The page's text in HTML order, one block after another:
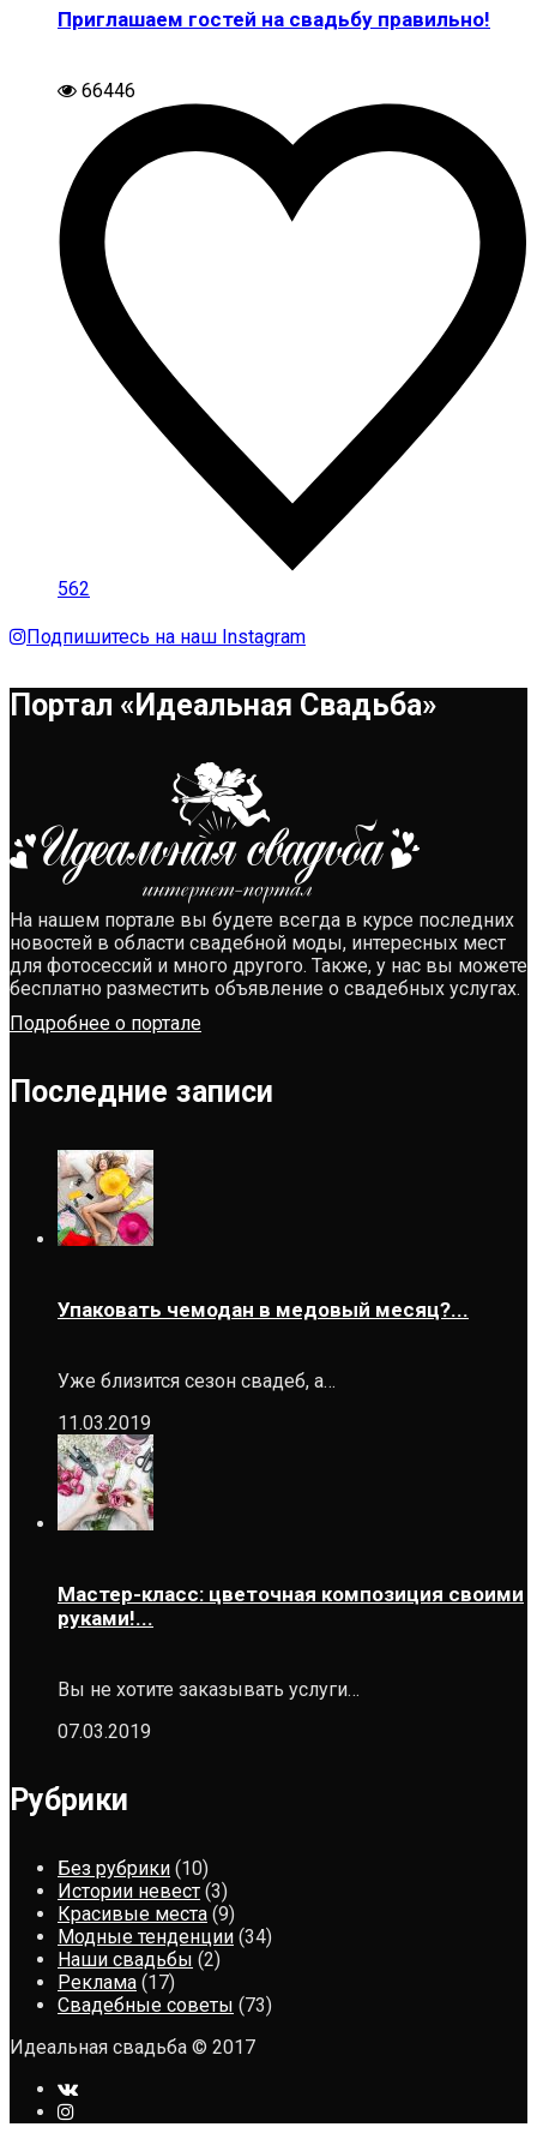
Приглашаем гостей на свадьбу правильно!
66446
562
Подпишитесь на наш Instagram
Портал «Идеальная Свадьба»
На нашем портале вы будете всегда в курсе последних
новостей в области свадебной моды, интересных мест
для фотосессий и много другого. Также, у нас вы можете
бесплатно разместить объявление о свадебных услугах.
Подробнее о портале
Последние записи
Упаковать чемодан в медовый месяц?...
Уже близится сезон свадеб, а…
11.03.2019
Мастер-класс: цветочная композиция своими
руками!...
Вы не хотите заказывать услуги…
07.03.2019
Рубрики
Без рубрики (10)
Истории невест (3)
Красивые места (9)
Модные тенденции (34)
Наши свадьбы (2)
Реклама (17)
Свадебные советы (73)
Идеальная свадьба © 2017